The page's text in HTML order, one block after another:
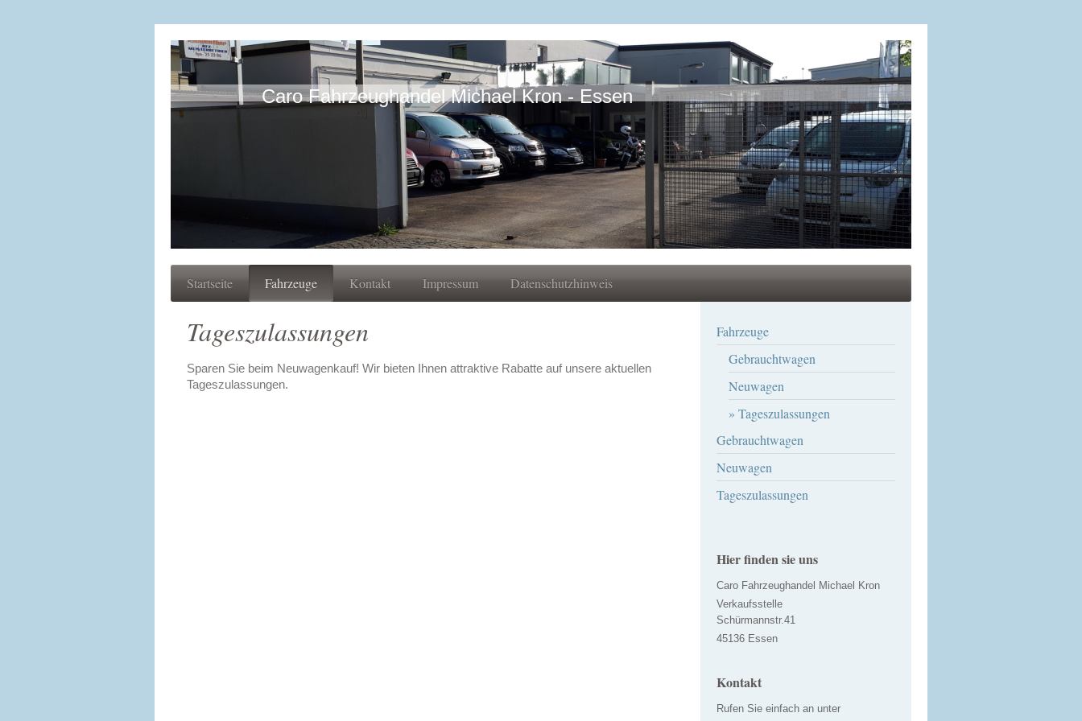
Caro Fahrzeughandel Michael Kron - Essen
Startseite Fahrzeuge Kontakt Impressum Datenschutzhinweis
Tageszulassungen
Sparen Sie beim Neuwagenkauf! Wir bieten Ihnen attraktive Rabatte auf unsere aktuellen
Tageszulassungen.
Fahrzeuge
Gebrauchtwagen
Neuwagen
Tageszulassungen
Gebrauchtwagen
Neuwagen
Tageszulassungen
Hier finden sie uns
Caro Fahrzeughandel Michael Kron
Verkaufsstelle
Schürmannstr.41
45136 Essen
Kontakt
Rufen Sie einfach an unter